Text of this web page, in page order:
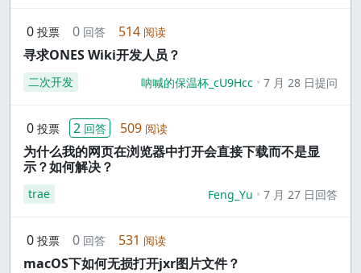
0 投票 0 回答 514 阅读
寻求ONES Wiki开发人员？
二次开发 呐喊的保温杯_cU9Hcc 7 月 28 日提问
0 投票 2 回答 509 阅读
为什么我的网页在浏览器中打开会直接下载而不是显
示？如何解决？
trae Feng_Yu 7 月 27 日回答
0 投票 0 回答 531 阅读
macOS下如何无损打开jxr图片文件？